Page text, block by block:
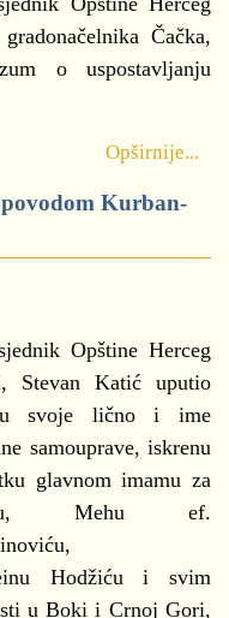
Čačka,
o uspostavljanju
Opširnije...
Kurban-
Opštine Herceg
Stevan Katić uputio
svoje lično i ime
samouprave, iskrenu
glavnom imamu za
Mehu ef.
Hodžiću i svim
u Boki i Crnoj Gori,